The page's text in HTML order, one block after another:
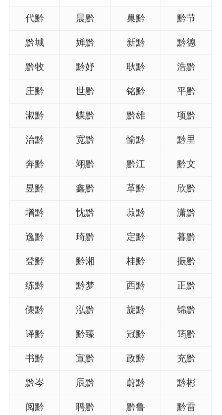
代黔 晨黔 巢黔 黔节
黔城 婵黔 新黔 黔德
黔牧 黔妤 耿黔 浩黔
庄黔 世黔 铭黔 平黔
淑黔 蝶黔 黔雄 项黔
治黔 宽黔 愉黔 黔里
奔黔 翊黔 黔江 黔文
昱黔 鑫黔 革黔 欣黔
增黔 忱黔 菽黔 潇黔
逸黔 琦黔 定黔 暮黔
登黔 黔湘 桂黔 振黔
练黔 黔梦 西黔 正黔
傈黔 泓黔 旋黔 锦黔
译黔 黔臻 冠黔 筠黔
书黔 宣黔 政黔 充黔
黔岑 辰黔 蔚黔 黔彬
阅黔 聘黔 黔鲁 黔雷